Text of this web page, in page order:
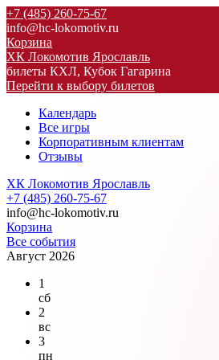
+7 (485) 260-75-67
info@hc-lokomotiv.ru
Корзина
ХК Локомотив Ярославль
билеты КХЛ, Кубок Гагарина
Перейти к выбору билетов
Календарь
Все игры
Корпоративным клиентам
Отзывы
ХК Локомотив Ярославль
+7 (485) 260-75-67
info@hc-lokomotiv.ru
Корзина
Все события
Август 2026
1
сб
2
вс
3
пн